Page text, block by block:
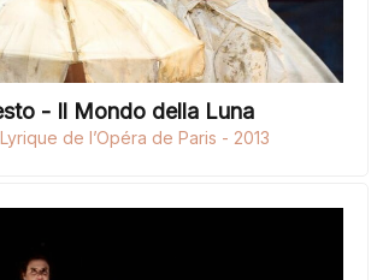
- Il Mondo della Luna
de l’Opéra de Paris - 2013